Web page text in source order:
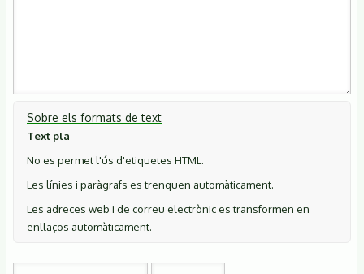
Sobre els formats de text
Text pla
No es permet l'ús d'etiquetes HTML.
Les línies i paràgrafs es trenquen automàticament.
Les adreces web i de correu electrònic es transformen en
enllaços automàticament.